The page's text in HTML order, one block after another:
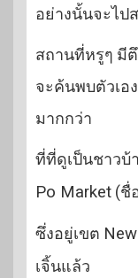
อย่างนั้นจะไป
สถานที่หรูๆ มี
จะค้นพบตัวเอ
มากกว่า
ที่ที่ดูเป็นชาวบ้
Po Market (ชื่
ซึ่งอยู่เขต
เจิ้นแล้ว